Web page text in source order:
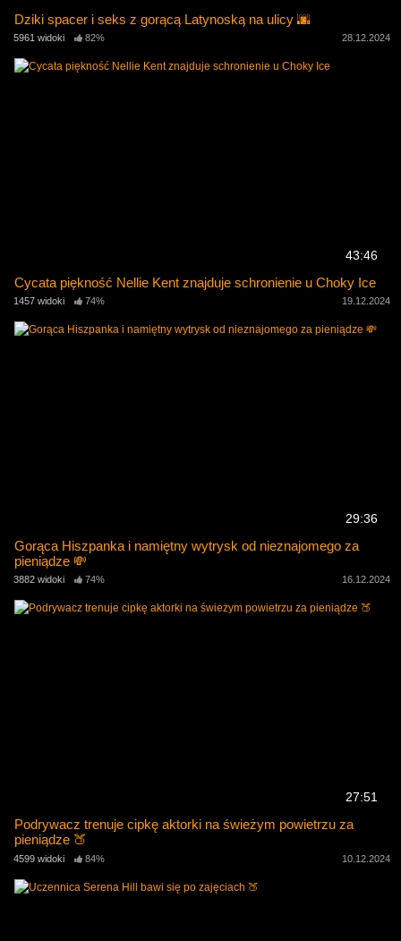
Dziki spacer i seks z gorącą Latynoską na ulicy 🌆
5961 widoki 82% 28.12.2024
43:46
Cycata piękność Nellie Kent znajduje schronienie u Choky Ice
1457 widoki 74% 19.12.2024
29:36
Gorąca Hiszpanka i namiętny wytrysk od nieznajomego za
pieniądze 💸
3882 widoki 74% 16.12.2024
27:51
Podrywacz trenuje cipkę aktorki na świeżym powietrzu za
pieniądze 🍑
4599 widoki 84% 10.12.2024